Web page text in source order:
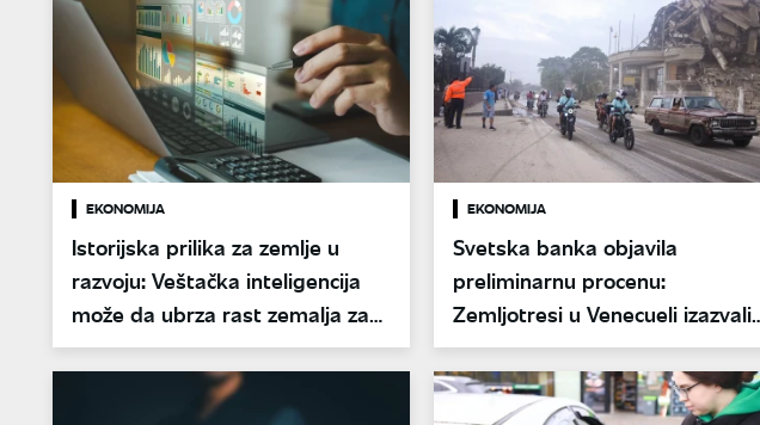
EKONOMIJA
Istorijska prilika za zemlje u
razvoju: Veštačka inteligencija
može da ubrza rast zemalja za
ceo vek
EKONOMIJA
Svetska banka objavila
preliminarnu procenu:
Zemljotresi u Venecueli izazvali
štetu od 19,6 milijardi dolara